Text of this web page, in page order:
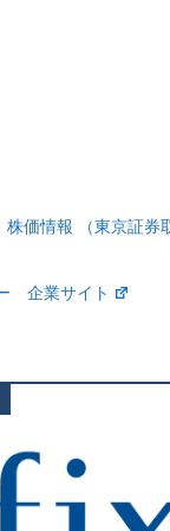
価情報 （東京証券
企業サイト